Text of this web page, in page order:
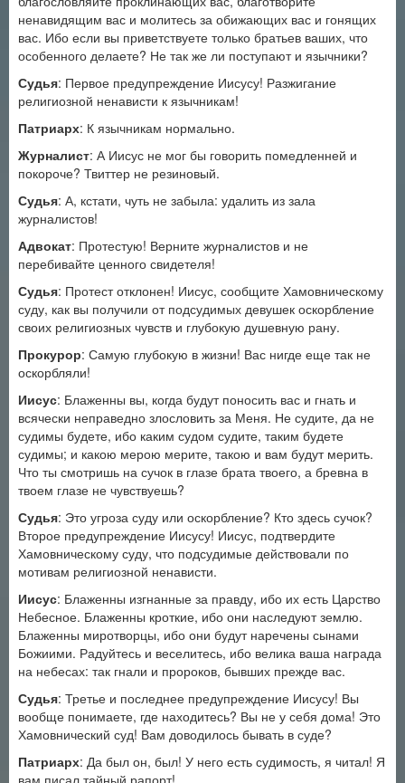
ненавидящим вас и молитесь за обижающих вас и гонящих
вас. Ибо если вы приветствуете только братьев ваших, что
особенного делаете? Не так же ли поступают и язычники?
Судья: Первое предупреждение Иисусу! Разжигание
религиозной ненависти к язычникам!
Патриарх: К язычникам нормально.
Журналист: А Иисус не мог бы говорить помедленней и
покороче? Твиттер не резиновый.
Судья: А, кстати, чуть не забыла: удалить из зала
журналистов!
Адвокат: Протестую! Верните журналистов и не
перебивайте ценного свидетеля!
Судья: Протест отклонен! Иисус, сообщите Хамовническому
суду, как вы получили от подсудимых девушек оскорбление
своих религиозных чувств и глубокую душевную рану.
Прокурор: Самую глубокую в жизни! Вас нигде еще так не
оскорбляли!
Иисус: Блаженны вы, когда будут поносить вас и гнать и
всячески неправедно злословить за Меня. Не судите, да не
судимы будете, ибо каким судом судите, таким будете
судимы; и какою мерою мерите, такою и вам будут мерить.
Что ты смотришь на сучок в глазе брата твоего, а бревна в
твоем глазе не чувствуешь?
Судья: Это угроза суду или оскорбление? Кто здесь сучок?
Второе предупреждение Иисусу! Иисус, подтвердите
Хамовническому суду, что подсудимые действовали по
мотивам религиозной ненависти.
Иисус: Блаженны изгнанные за правду, ибо их есть Царство
Небесное. Блаженны кроткие, ибо они наследуют землю.
Блаженны миротворцы, ибо они будут наречены сынами
Божиими. Радуйтесь и веселитесь, ибо велика ваша награда
на небесах: так гнали и пророков, бывших прежде вас.
Судья: Третье и последнее предупреждение Иисусу! Вы
вообще понимаете, где находитесь? Вы не у себя дома! Это
Хамовнический суд! Вам доводилось бывать в суде?
Патриарх: Да был он, был! У него есть судимость, я читал! Я
вам писал тайный рапорт!